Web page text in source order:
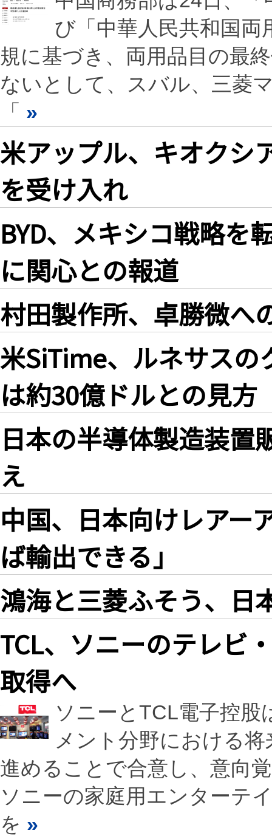
び「中華人民共和国両
規に基づき、両用品目の最
ないとして、スバル、三菱
「 »
米アップル、キオクシ
を受け入れ
BYD、メキシコ戦略
に関心との報道
村田製作所、卓勝微へ
米SiTime、ルネサス
は約30億ドルとの見方
日本の半導体製造装置
え
中国、日本向けレアー
ば輸出できる」
鴻海と三菱ふそう、日
TCL、ソニーのテレビ
取得へ
ソニーとTCL電子控
メント分野における
進めることで合意し、意向
ソニーの家庭用エンターテ
を »